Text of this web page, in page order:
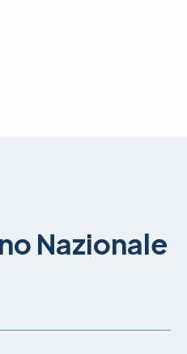
Nazionale